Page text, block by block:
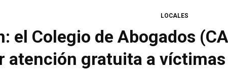
LOCALES
el Colegio de Abogados
atención gratuita a